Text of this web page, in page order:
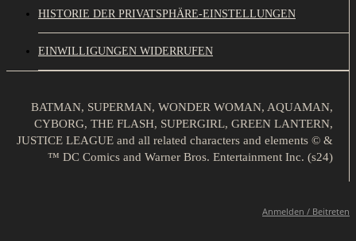
HISTORIE DER PRIVATSPHÄRE-EINSTELLUNGEN
EINWILLIGUNGEN WIDERRUFEN
BATMAN, SUPERMAN, WONDER WOMAN, AQUAMAN,
CYBORG, THE FLASH, SUPERGIRL, GREEN LANTERN,
JUSTICE LEAGUE and all related characters and elements © &
™ DC Comics and Warner Bros. Entertainment Inc. (s24)
Anmelden / Beitreten